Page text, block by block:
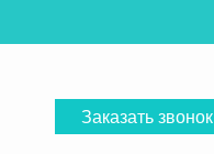
Заказать звонок